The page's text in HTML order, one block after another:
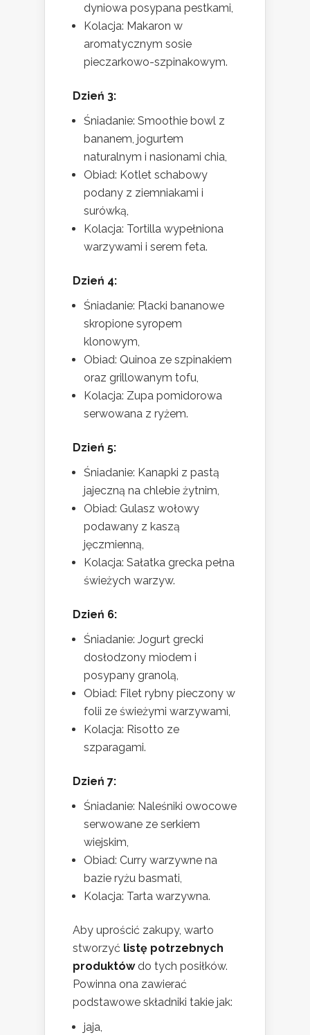
dyniowa posypana pestkami,
Kolacja: Makaron w
aromatycznym sosie
pieczarkowo-szpinakowym.
Dzień 3:
Śniadanie: Smoothie bowl z
bananem, jogurtem
naturalnym i nasionami chia,
Obiad: Kotlet schabowy
podany z ziemniakami i
surówką,
Kolacja: Tortilla wypełniona
warzywami i serem feta.
Dzień 4:
Śniadanie: Placki bananowe
skropione syropem
klonowym,
Obiad: Quinoa ze szpinakiem
oraz grillowanym tofu,
Kolacja: Zupa pomidorowa
serwowana z ryżem.
Dzień 5:
Śniadanie: Kanapki z pastą
jajeczną na chlebie żytnim,
Obiad: Gulasz wołowy
podawany z kaszą
jęczmienną,
Kolacja: Sałatka grecka pełna
świeżych warzyw.
Dzień 6:
Śniadanie: Jogurt grecki
dosłodzony miodem i
posypany granolą,
Obiad: Filet rybny pieczony w
folii ze świeżymi warzywami,
Kolacja: Risotto ze
szparagami.
Dzień 7:
Śniadanie: Naleśniki owocowe
serwowane ze serkiem
wiejskim,
Obiad: Curry warzywne na
bazie ryżu basmati,
Kolacja: Tarta warzywna.
Aby uprościć zakupy, warto
stworzyć listę potrzebnych
produktówdo tych posiłków.
Powinna ona zawierać
podstawowe składniki takie jak:
jaja,